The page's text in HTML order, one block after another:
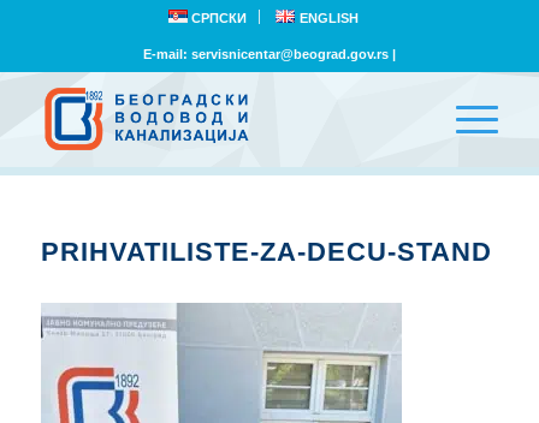
СРПСКИ ENGLISH
E-mail: servisnicentar@beograd.gov.rs|
PRIHVATILISTE-ZA-DECU-STAND